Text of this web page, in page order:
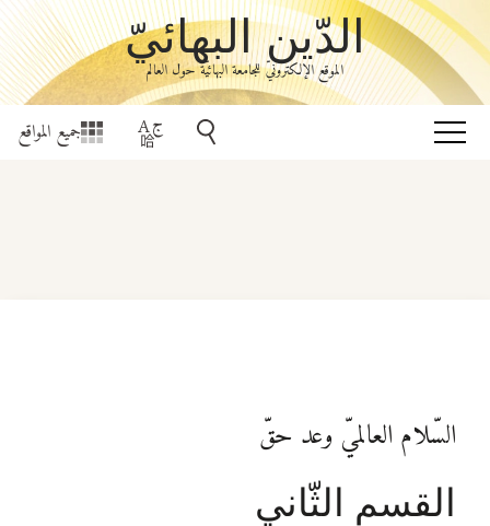
الدّين البهائيّ
الموقع الإلكترونيّ للجامعة البهائيّة حول العالم
جميع المواقع
السّلام العالميّ وعد حقّ
القسم الثّاني